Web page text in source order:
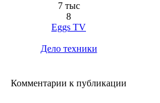
7 тыс
8
Eggs TV
Дело техники
Комментарии к публикации